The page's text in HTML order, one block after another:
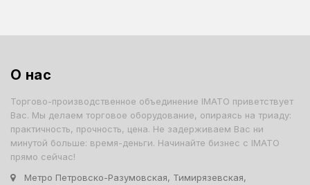
О нас
Торгово-производственное объединение IMATO приветствует
Вас. Мы делаем торговое оборудование, опираясь на триаду:
практичность, прочность, цена. Не задерживаем Вас ни
минутой больше: время-деньги. Начинайте бизнес с IMATO
прямо сейчас!
Метро Петровско-Разумовская, Тимирязевская,